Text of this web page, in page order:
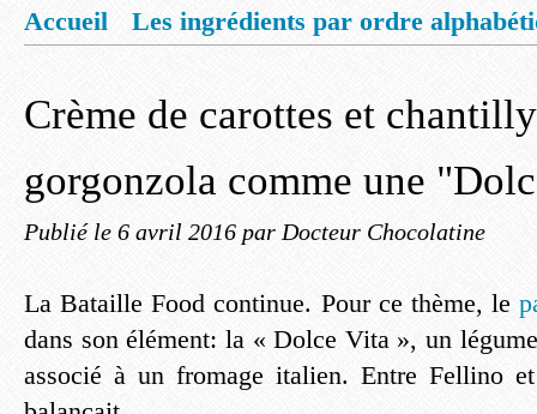
Accueil
Les ingrédients par ordre
Crème de carottes et
gorgonzola comme une
Publié le 6 avril 2016 par Docteur Chocolatine
La Bataille Food continue. Pour ce thème, le
dans son élément: la « Dolce Vita », un
associé à un fromage italien. Entre Fellino